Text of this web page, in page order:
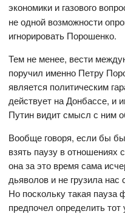
экономики и газового
не одной возможности
игнорировать Порошенко.
Тем не менее, вести
поручил именно Петру
является политическим
действует на Донбассе, и
Путин видит смысл с ним
Вообще говоря, если бы
взять паузу в отношениях
она за это время сама
дьяволов и не грузила
Но поскольку такая пауза
предпочел определить